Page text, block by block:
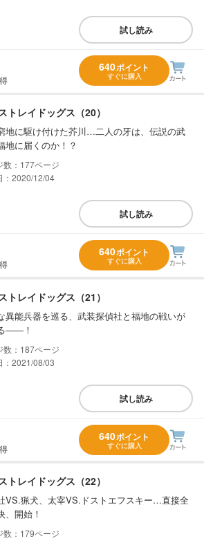
試し読み
640ポイント
すぐに購入
トレイドッグス（20）
地に駆け付けた芥川…二人の牙は、伝説の武
地に届くのか！？
177
：2020/12/04
試し読み
640ポイント
すぐに購入
トレイドッグス（21）
異能兵器を巡る、武装探偵社と福地の戦いが
――！
187
：2021/08/03
試し読み
640ポイント
すぐに購入
トレイドッグス（22）
VS.猟犬、太宰VS.ドストエフスキー…直接全
、開始！
179